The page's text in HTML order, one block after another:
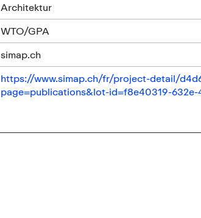
Architektur
WTO/GPA
simap.ch
https://www.simap.ch/fr/project-detail/
page=publications&lot-id=f8e40319-